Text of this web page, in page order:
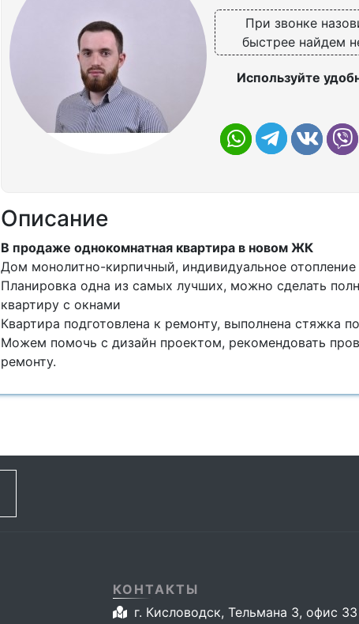
При звонке
быстрее найдем
Используйте
Описание
В продаже однокомнатная квартира в новом ЖК
Дом монолитно-кирпичный, индивидуальное отопление
Планировка одна из самых лучших, можно сделать
квартиру с окнами
Квартира подготовлена к ремонту, выполнена стяжка
Можем помочь с дизайн проектом, рекомендовать
ремонту.
КОНТАКТЫ
г. Кисловодск, Тельмана 3, офис 33